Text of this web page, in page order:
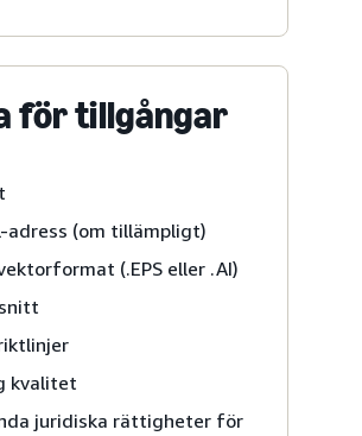
för tillgångar
adress (om tillämpligt)
(.EPS eller .AI)
kvalitet
juridiska rättigheter för